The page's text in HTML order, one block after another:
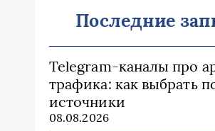
Последние
Telegram-каналы про
трафика: как выбрать
источники
08.08.2026